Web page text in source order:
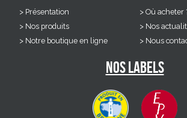
Présentation
Nos produits
Notre boutique en ligne
Où acheter
Nos
Nous
Nos labels